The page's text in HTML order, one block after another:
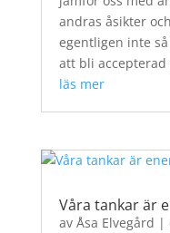
andras åsikter
egentligen inte
att bli accepterad
läs mer
Våra tankar är
av Åsa Elvegård |